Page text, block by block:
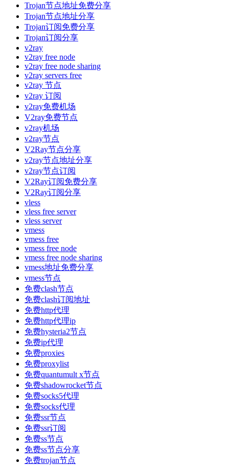
Trojan节点地址免费分享
Trojan节点地址分享
Trojan订阅免费分享
Trojan订阅分享
v2ray
v2ray free node
v2ray free node sharing
v2ray servers free
v2ray 节点
v2ray 订阅
v2ray免费机场
V2ray免费节点
v2ray机场
v2ray节点
V2Ray节点分享
v2ray节点地址分享
v2ray节点订阅
V2Ray订阅免费分享
V2Ray订阅分享
vless
vless free server
vless server
vmess
vmess free
vmess free node
vmess free node sharing
vmess地址免费分享
vmess节点
免费clash节点
免费clash订阅地址
免费http代理
免费http代理ip
免费hysteria2节点
免费ip代理
免费proxies
免费proxylist
免费quantumult x节点
免费shadowrocket节点
免费socks5代理
免费socks代理
免费ssr节点
免费ssr订阅
免费ss节点
免费ss节点分享
免费trojan节点